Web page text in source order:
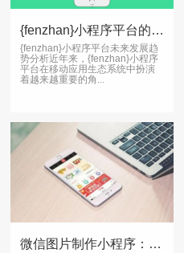
{fenzhan}小程序平台的未来发展趋势分析
{fenzhan}小程序平台未来发展趋
势分析近年来，{fenzhan}小程序
平台在移动应用生态系统中扮演
着越来越重要的角...
微信图片制作小程序：轻松设计、快速生成精美图片